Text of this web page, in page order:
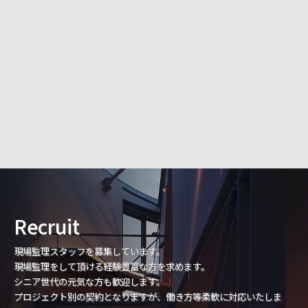
Recruit
現場監理スタッフを募集しています。
現場監理をして頂ける経験豊富な方を求めます。
シニア世代の元気な方も歓迎します。
プロジェクト別の契約となりますが、働き方等柔軟に対応いたしま